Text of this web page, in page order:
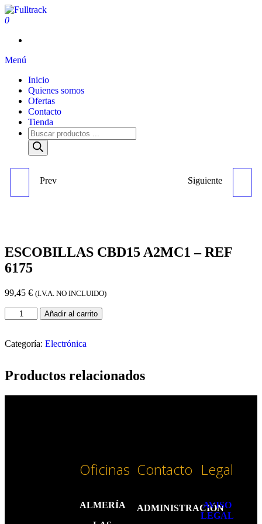
0
Menú
Inicio
Quienes somos
Ofertas
Contacto
Tienda
RELE 12V NS - REF 0117
Prev RELE ARRANQUE 12V 5
Siguiente
ESCOBILLAS CBD15 A2MC1 – REF
6175
99,45 € (I.V.A. NO INCLUIDO)
Añadir al carrito
Categoría: Electrónica
Productos relacionados
Oficinas
ALMERÍA
Contacto
ADMINISTRACIÓN
Legal
AVISO
LEGAL